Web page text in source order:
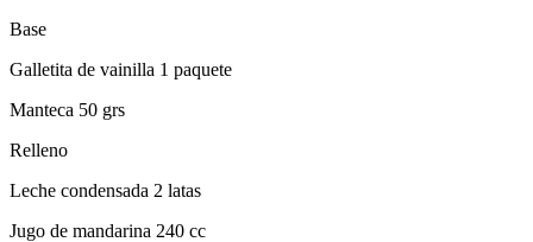
Base
Galletita de vainilla 1 paquete
Manteca 50 grs
Relleno
Leche condensada 2 latas
Jugo de mandarina 240 cc